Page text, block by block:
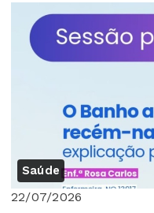
Saúde
22/07/2026